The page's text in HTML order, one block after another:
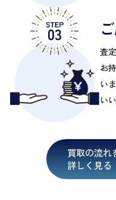
査
お
い
い
買取の流れ
詳しく見る